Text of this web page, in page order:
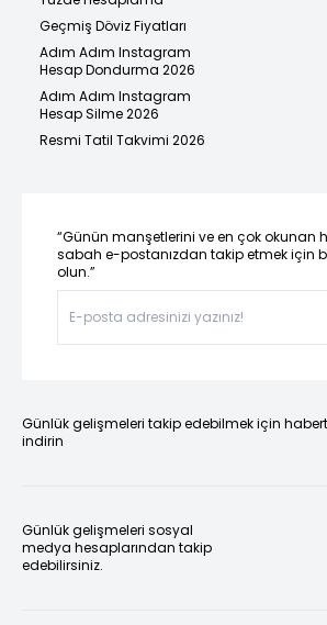
Geçmiş Döviz Fiyatları
Adım Adım Instagram
Hesap Dondurma 2026
Adım Adım Instagram
Hesap Silme 2026
Resmi Tatil Takvimi 2026
“Günün manşetlerini ve en çok okunan
sabah e-postanızdan takip etmek için
olun.”
Günlük gelişmeleri takip edebilmek için
indirin
Günlük gelişmeleri sosyal
medya hesaplarından takip
edebilirsiniz.